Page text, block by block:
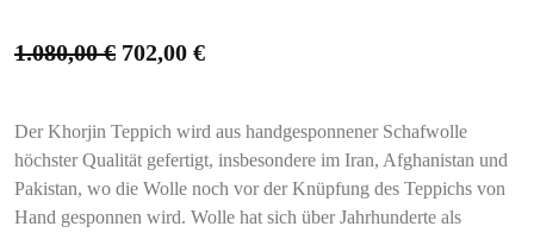
1.080,00€ 702,00 €
Der Khorjin Teppich wird aus handgesponnener Schafwolle
höchster Qualität gefertigt, insbesondere im Iran, Afghanistan und
Pakistan, wo die Wolle noch vor der Knüpfung des Teppichs von
Hand gesponnen wird. Wolle hat sich über Jahrhunderte als